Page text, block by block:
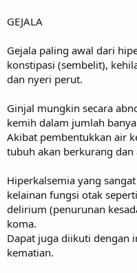
GEJALA
Gejala paling awal dari
konstipasi (sembelit),
dan nyeri perut.
Ginjal mungkin secara
kemih dalam jumlah
Akibat pembentukkan air
tubuh akan berkurang
Hiperkalsemia yang
kelainan fungsi otak
delirium (penurunan
koma.
Dapat juga diikuti dengan
kematian.